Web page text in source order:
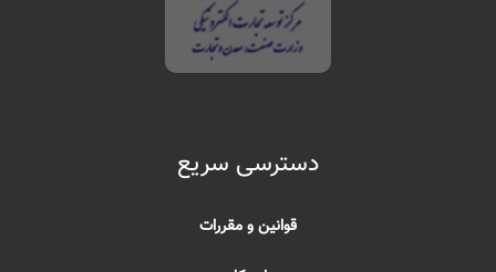
دسترسی سریع
قوانین و مقررات